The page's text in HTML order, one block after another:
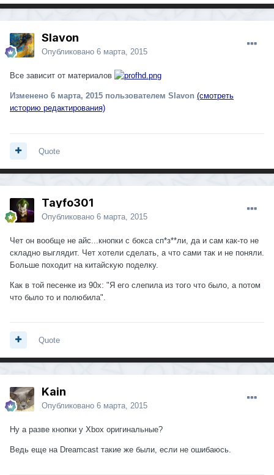
Slavon
Опубликовано 6 марта, 2015
Все зависит от материалов
Изменено 6 марта, 2015 пользователем Slavon (смотреть
историю редактирования)
Quote
Tayfo301
Опубликовано 6 марта, 2015
Чет он вообще не айс...кнопки с бокса сп*з**ли, да и сам как-то не
складно выглядит. Чет хотели сделать, а что сами так и не поняли.
Больше походит на китайскую поделку.
Как в той песенке из 90х: "Я его слепила из того что было, а потом
что было то и полюбила".
Quote
Kain
Опубликовано 6 марта, 2015
Ну а разве кнопки у Xbox оригинальные?
Ведь еще на Dreamcast такие же были, если не ошибаюсь.